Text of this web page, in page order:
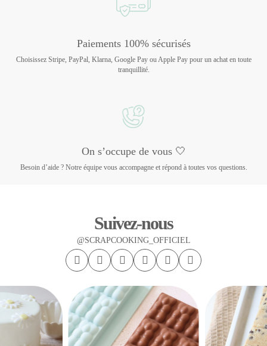
Paiements 100% sécurisés
Choisissez Stripe, PayPal, Klarna, Google Pay ou Apple Pay pour un achat en toute
tranquillité.
On s’occupe de vous 🤍
Besoin d’aide ? Notre équipe vous accompagne et répond à toutes vos questions.
Suivez-nous
@SCRAPCOOKING_OFFICIEL